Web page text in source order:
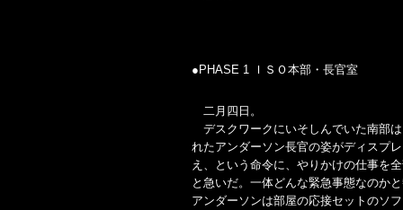
●PHASE 1 ＩＳＯ本部・長官室
二月四日。
デスクワークにいそしんでいた南部
れたアンダーソン長官の姿がディスプ
え、という命令に、やりかけの仕事を
と急いだ。一体どんな緊急事態なのか
アンダーソンは部屋の応接セットのソ